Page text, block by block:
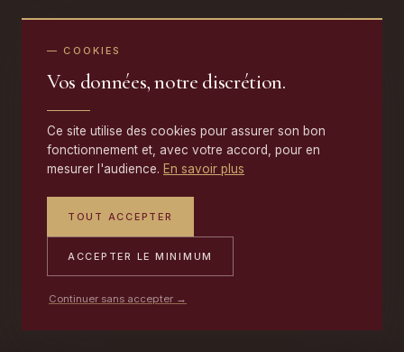
— COOKIES
Vos données, notre discrétion.
Ce site utilise des cookies pour assurer son bon
fonctionnement et, avec votre accord, pour en
mesurer l'audience. En savoir plus
TOUT ACCEPTER
ACCEPTER LE MINIMUM
Continuer sans accepter →